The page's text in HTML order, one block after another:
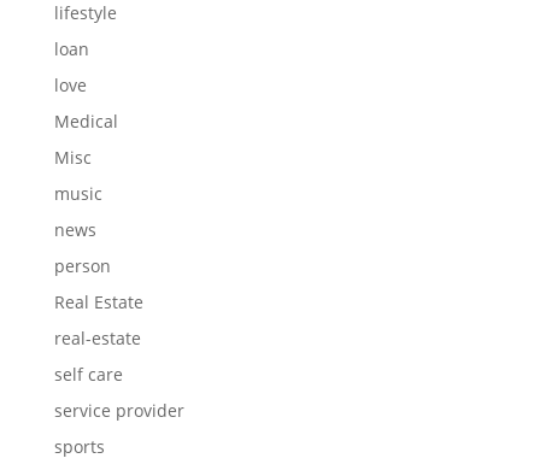
lifestyle
loan
love
Medical
Misc
music
news
person
Real Estate
real-estate
self care
service provider
sports